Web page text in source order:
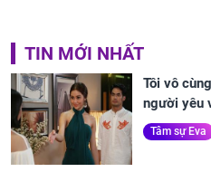
TIN MỚI NHẤT
Tôi vô
người yêu
Tâm sự Eva